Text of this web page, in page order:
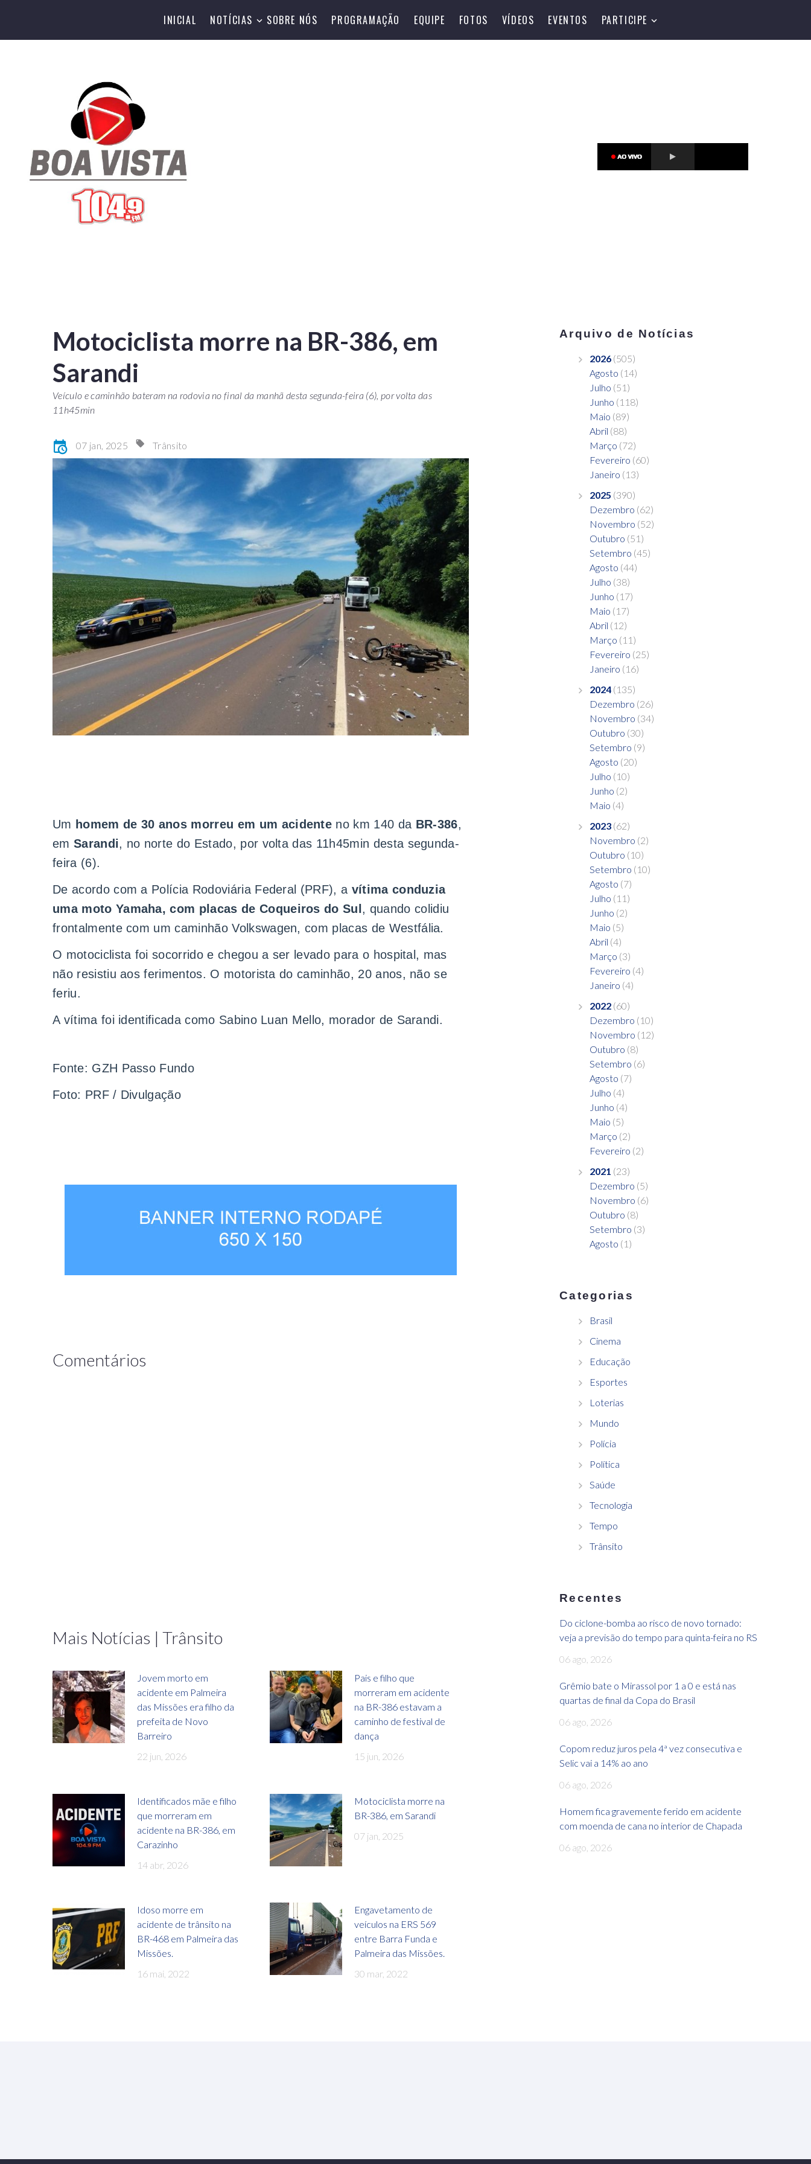
INICIAL NOTÍCIAS SOBRE NÓS PROGRAMAÇÃO EQUIPE FOTOS VÍDEOS EVENTOS PARTICIPE
Motociclista morre na BR-386, em
Sarandi
Veículo e caminhão bateram na rodovia no final da manhã desta segunda-feira (6), por volta das
11h45min
07 jan, 2025 Trânsito
Um homem de 30 anos morreu em um acidente no km 140 da BR-386,
em Sarandi, no norte do Estado, por volta das 11h45min desta segunda-
feira (6).
De acordo com a Polícia Rodoviária Federal (PRF), a vítima conduzia
uma moto Yamaha, com placas de Coqueiros do Sul , quando colidiu
frontalmente com um caminhão Volkswagen, com placas de Westfália.
O motociclista foi socorrido e chegou a ser levado para o hospital, mas
não resistiu aos ferimentos. O motorista do caminhão, 20 anos, não se
feriu.
A vítima foi identificada como Sabino Luan Mello, morador de Sarandi.
Fonte: GZH Passo Fundo
Foto: PRF / Divulgação
Comentários
Mais Notícias | Trânsito
Jovem morto em
acidente em Palmeira
das Missões era filho da
prefeita de Novo
Barreiro
22 jun, 2026
Pais e filho que
morreram em acidente
na BR-386 estavam a
caminho de festival de
dança
15 jun, 2026
Identificados mãe e filho
que morreram em
acidente na BR-386, em
Carazinho
14 abr, 2026
Motociclista morre na
BR-386, em Sarandi
07 jan, 2025
Idoso morre em
acidente de trânsito na
BR-468 em Palmeira das
Missões.
16 mai, 2022
Engavetamento de
veículos na ERS 569
entre Barra Funda e
Palmeira das Missões.
30 mar, 2022
Arquivo de Notícias
2026 (505)
Agosto (14)
Julho (51)
Junho (118)
Maio (89)
Abril (88)
Março (72)
Fevereiro (60)
Janeiro (13)
2025 (390)
Dezembro (62)
Novembro (52)
Outubro (51)
Setembro (45)
Agosto (44)
Julho (38)
Junho (17)
Maio (17)
Abril (12)
Março (11)
Fevereiro (25)
Janeiro (16)
2024 (135)
Dezembro (26)
Novembro (34)
Outubro (30)
Setembro (9)
Agosto (20)
Julho (10)
Junho (2)
Maio (4)
2023 (62)
Novembro (2)
Outubro (10)
Setembro (10)
Agosto (7)
Julho (11)
Junho (2)
Maio (5)
Abril (4)
Março (3)
Fevereiro (4)
Janeiro (4)
2022 (60)
Dezembro (10)
Novembro (12)
Outubro (8)
Setembro (6)
Agosto (7)
Julho (4)
Junho (4)
Maio (5)
Março (2)
Fevereiro (2)
2021 (23)
Dezembro (5)
Novembro (6)
Outubro (8)
Setembro (3)
Agosto (1)
Categorias
Brasil
Cinema
Educação
Esportes
Loterias
Mundo
Polícia
Política
Saúde
Tecnologia
Tempo
Trânsito
Recentes
Do ciclone-bomba ao risco de novo tornado:
veja a previsão do tempo para quinta-feira no RS
06 ago, 2026
Grêmio bate o Mirassol por 1 a 0 e está nas
quartas de final da Copa do Brasil
06 ago, 2026
Copom reduz juros pela 4ª vez consecutiva e
Selic vai a 14% ao ano
06 ago, 2026
Homem fica gravemente ferido em acidente
com moenda de cana no interior de Chapada
06 ago, 2026